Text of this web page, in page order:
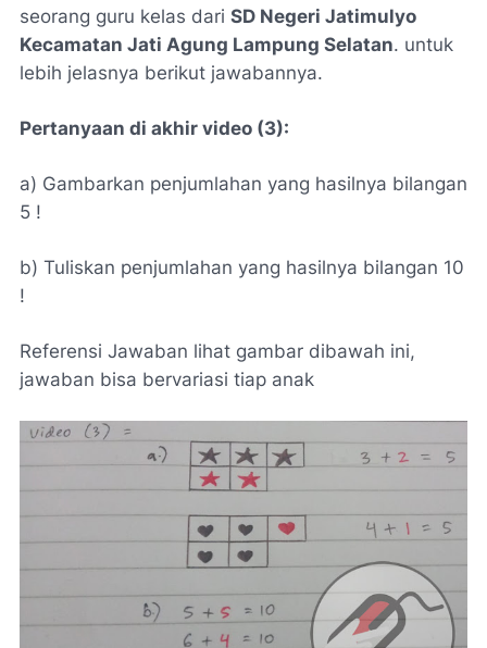
seorang guru kelas dari SD Negeri Jatimulyo
Kecamatan Jati Agung Lampung Selatan. untuk
lebih jelasnya berikut jawabannya.
Pertanyaan di akhir video (3):
a) Gambarkan penjumlahan yang hasilnya bilangan
5 !
b) Tuliskan penjumlahan yang hasilnya bilangan 10
!
Referensi Jawaban lihat gambar dibawah ini,
jawaban bisa bervariasi tiap anak